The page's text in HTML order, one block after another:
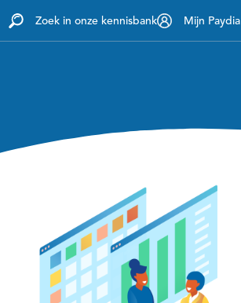
Zoek in onze kennisbank Mijn Paydia